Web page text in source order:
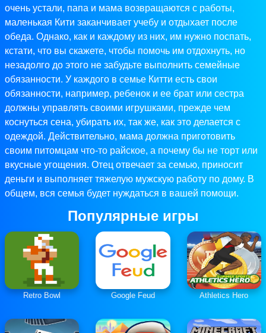
очень устали, папа и мама возвращаются с работы,
маленькая Кити заканчивает учебу и отдыхает после
обеда. Однако, как и каждому из них, им нужно поспать,
кстати, что вы скажете, чтобы помочь им отдохнуть, но
незадолго до этого не забудьте выполнить семейные
обязанности. У каждого в семье Китти есть свои
обязанности, например, ребенок и ее брат или сестра
должны управлять своими игрушками, прежде чем
коснуться сена, убирать их, так же, как это делается с
одеждой. Действительно, мама должна приготовить
своим питомцам что-то райское, а почему бы не торт или
вкусные угощения. Отец отвечает за семью, приносит
деньги и выполняет тяжелую мужскую работу по дому. В
общем, вся семья будет нуждаться в вашей помощи.
Популярные игры
Retro Bowl Google Feud Athletics Hero